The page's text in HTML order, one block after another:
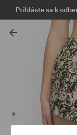
Prihláste sa k